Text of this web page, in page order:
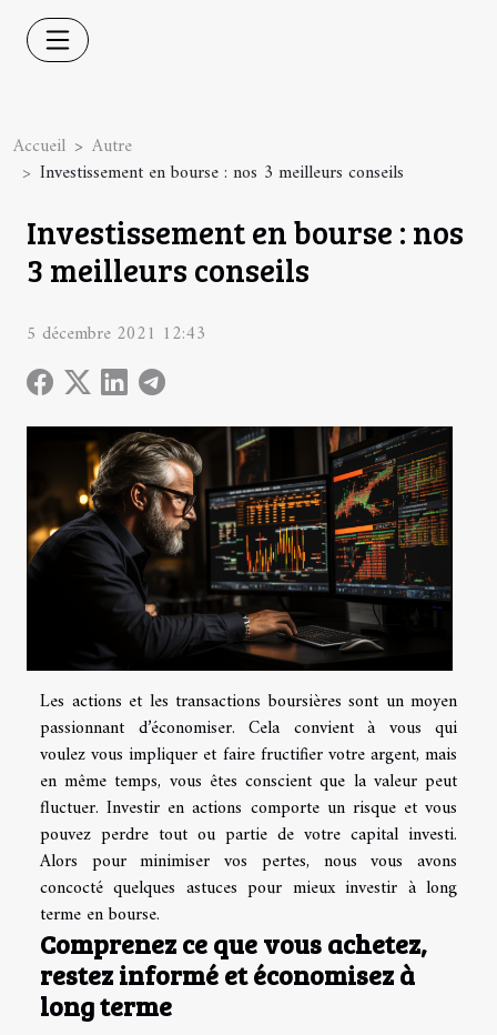
Accueil
Autre
Investissement en bourse : nos 3 meilleurs conseils
Investissement en bourse : nos
3 meilleurs conseils
5 décembre 2021 12:43
Les actions et les transactions boursières sont un moyen
passionnant d’économiser. Cela convient à vous qui
voulez vous impliquer et faire fructifier votre argent, mais
en même temps, vous êtes conscient que la valeur peut
fluctuer. Investir en actions comporte un risque et vous
pouvez perdre tout ou partie de votre capital investi.
Alors pour minimiser vos pertes, nous vous avons
concocté quelques astuces pour mieux investir à long
terme en bourse.
Comprenez ce que vous achetez,
restez informé et économisez à
long terme